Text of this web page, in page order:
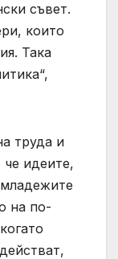
съвет.
които
Така
труда и
че идеите,
на по-